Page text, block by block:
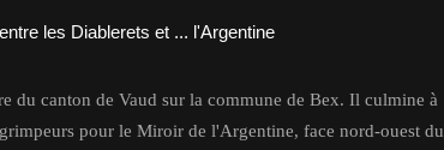
du canton de Vaud sur la commune de Bex. Il culmine à
pour le Miroir de l'Argentine, face nord-ouest du